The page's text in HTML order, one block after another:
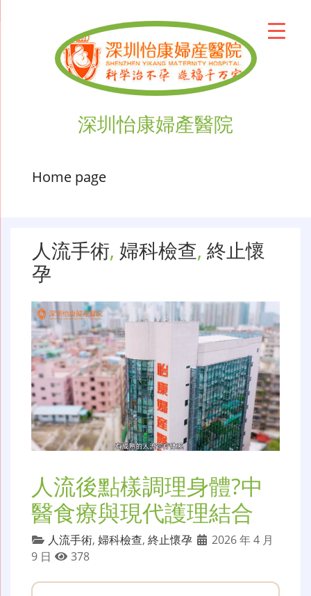
深圳怡康婦產醫院
Home page
人流手術, 婦科檢查, 終止懷
孕
人流後點樣調理身體?中
醫食療與現代護理結合
人流手術, 婦科檢查, 終止懷孕
2026 年 4 月
9 日
378